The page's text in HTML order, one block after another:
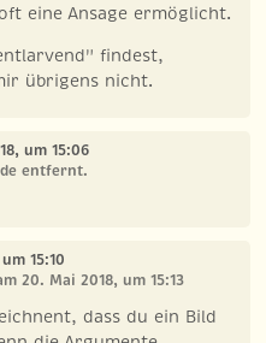
eine Ansage ermöglicht.
findest,
übrigens nicht.
um 15:06
entfernt.
15:10
20. Mai 2018, um 15:13
dass du ein Bild